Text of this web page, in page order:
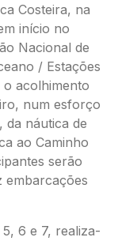
Costeira, na
início no
Nacional de
/ Estações
acolhimento
num esforço
náutica de
ao Caminho
serão
embarcações
6 e 7, realiza-